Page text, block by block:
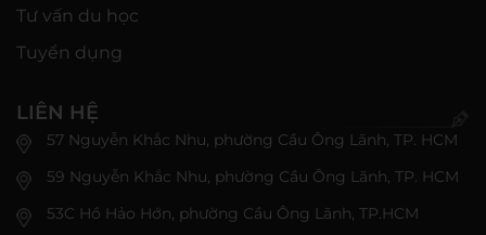
Tư vấn du học
Tuyển dụng
LIÊN HỆ
57 Nguyễn Khắc Nhu, phường Cầu Ông Lãnh, TP. HCM
59 Nguyễn Khắc Nhu, phường Cầu Ông Lãnh, TP. HCM
53C Hồ Hảo Hớn, phường Cầu Ông Lãnh, TP.HCM